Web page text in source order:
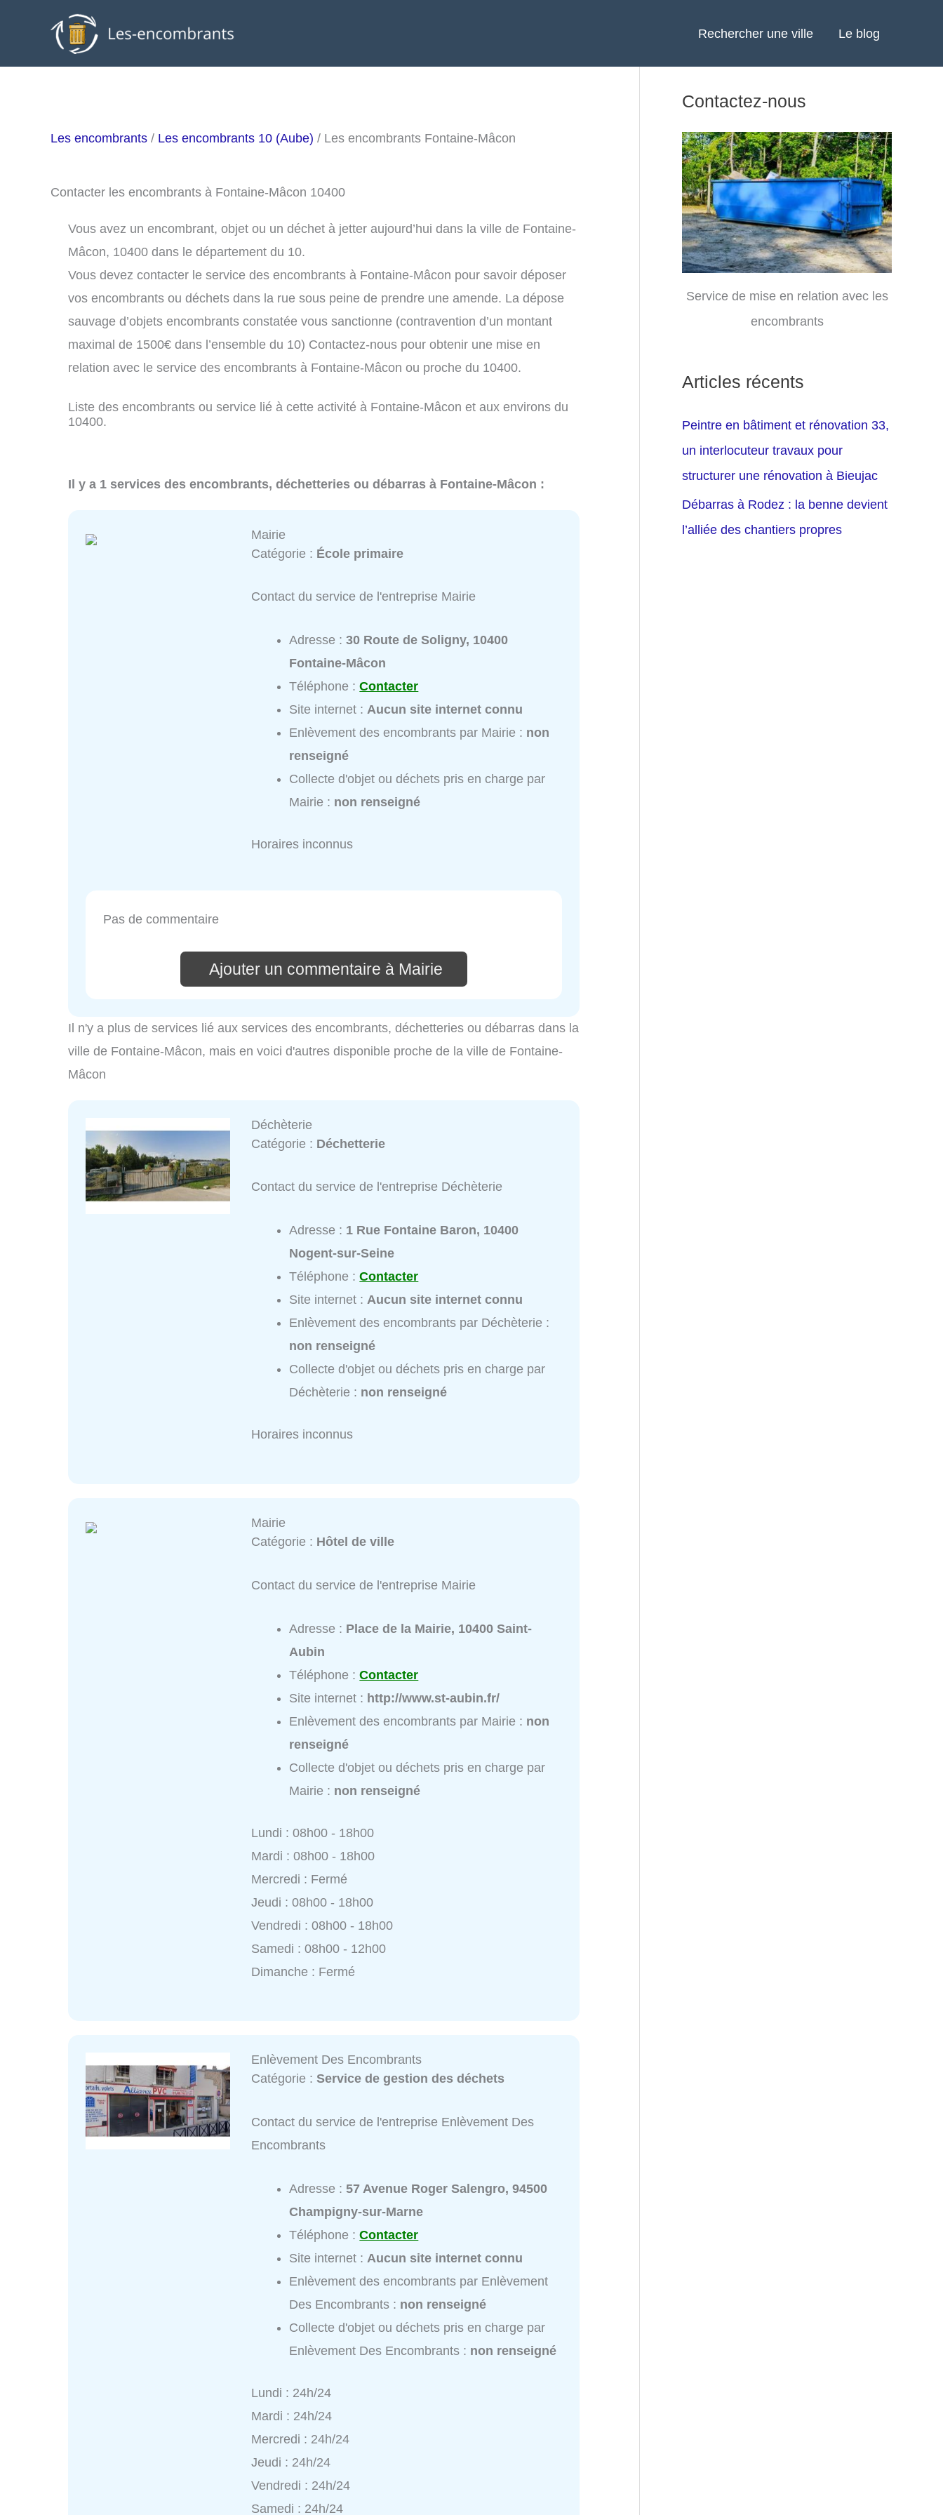
Rechercher une ville Le blog
Les encombrants / Les encombrants 10 (Aube) / Les encombrants Fontaine-Mâcon
Contacter les encombrants à Fontaine-Mâcon 10400
Vous avez un encombrant, objet ou un déchet à jetter aujourd’hui dans la ville de Fontaine-
Mâcon, 10400 dans le département du 10.
Vous devez contacter le service des encombrants à Fontaine-Mâcon pour savoir déposer
vos encombrants ou déchets dans la rue sous peine de prendre une amende. La dépose
sauvage d’objets encombrants constatée vous sanctionne (contravention d’un montant
maximal de 1500€ dans l’ensemble du 10) Contactez-nous pour obtenir une mise en
relation avec le service des encombrants à Fontaine-Mâcon ou proche du 10400.
Liste des encombrants ou service lié à cette activité à Fontaine-Mâcon et aux environs du
10400.
Il y a 1 services des encombrants, déchetteries ou débarras à Fontaine-Mâcon :
Mairie
Catégorie : École primaire
Contact du service de l'entreprise Mairie
Adresse :30 Route de Soligny, 10400
Fontaine-Mâcon
Téléphone :Contacter
Site internet :Aucun site internet connu
Enlèvement des encombrants par Mairie : non
renseigné
Collecte d'objet ou déchets pris en charge par
Mairie : non renseigné
Horaires inconnus
Pas de commentaire
Ajouter un commentaire à Mairie
Il n'y a plus de services lié aux services des encombrants, déchetteries ou débarras dans la
ville de Fontaine-Mâcon, mais en voici d'autres disponible proche de la ville de Fontaine-
Mâcon
Déchèterie
Catégorie : Déchetterie
Contact du service de l'entreprise Déchèterie
Adresse : 1 Rue Fontaine Baron, 10400
Nogent-sur-Seine
Téléphone :Contacter
Site internet :Aucun site internet connu
Enlèvement des encombrants par Déchèterie :
non renseigné
Collecte d'objet ou déchets pris en charge par
Déchèterie : non renseigné
Horaires inconnus
Mairie
Catégorie : Hôtel de ville
Contact du service de l'entreprise Mairie
Adresse : Place de la Mairie, 10400 Saint-
Aubin
Téléphone :Contacter
Site internet : http://www.st-aubin.fr/
Enlèvement des encombrants par Mairie : non
renseigné
Collecte d'objet ou déchets pris en charge par
Mairie : non renseigné
Lundi : 08h00 - 18h00
Mardi : 08h00 - 18h00
Mercredi : Fermé
Jeudi : 08h00 - 18h00
Vendredi : 08h00 - 18h00
Samedi : 08h00 - 12h00
Dimanche : Fermé
Enlèvement Des Encombrants
Catégorie :Service de gestion des déchets
Contact du service de l'entreprise Enlèvement Des
Encombrants
Adresse :57 Avenue Roger Salengro, 94500
Champigny-sur-Marne
Téléphone :Contacter
Site internet : Aucun site internet connu
Enlèvement des encombrants par Enlèvement
Des Encombrants : non renseigné
Collecte d'objet ou déchets pris en charge par
Enlèvement Des Encombrants : non renseigné
Lundi : 24h/24
Mardi : 24h/24
Mercredi : 24h/24
Jeudi : 24h/24
Vendredi : 24h/24
Samedi : 24h/24
Contactez-nous
Service de mise en relation avec les
encombrants
Articles récents
Peintre en bâtiment et rénovation 33,
un interlocuteur travaux pour
structurer une rénovation à Bieujac
Débarras à Rodez : la benne devient
l’alliée des chantiers propres